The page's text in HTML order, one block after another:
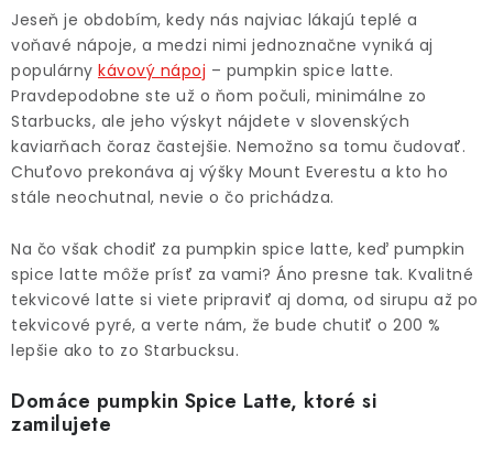
PRE DETI
ZĽAVNENÉ PRODUKTY
O NÁS
SIRUPY
BENTIANNA
Ako vybrať kávu Kde kúpim kávu
Veľkoobchod
Jeseň je obdobím, kedy nás najviac lákajú teplé a
voňavé nápoje, a medzi nimi jednoznačne vyniká aj
populárny kávový nápoj – pumpkin spice latte.
Pravdepodobne ste už o ňom počuli, minimálne zo
Starbucks, ale jeho výskyt nájdete v slovenských
kaviarňach čoraz častejšie. Nemožno sa tomu čudovať.
Chuťovo prekonáva aj výšky Mount Everestu a kto ho
stále neochutnal, nevie o čo prichádza.
Na čo však chodiť za pumpkin spice latte, keď pumpkin
spice latte môže prísť za vami? Áno presne tak. Kvalitné
tekvicové latte si viete pripraviť aj doma, od sirupu až po
tekvicové pyré, a verte nám, že bude chutiť o 200 %
lepšie ako to zo Starbucksu.
Domáce pumpkin Spice Latte, ktoré si
zamilujete